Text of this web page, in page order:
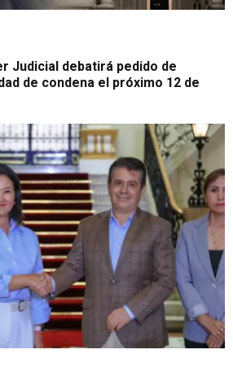
Judicial debatirá pedido de
de condena el próximo 12 de